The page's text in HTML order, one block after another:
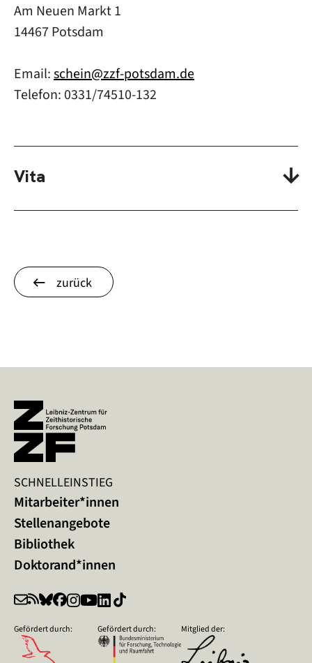
Am Neuen Markt 1
14467 Potsdam
Email:schein@zzf-potsdam.de
Telefon: 0331/74510-132
Vita
zurück
SCHNELLEINSTIEG
Mitarbeiter*innen
Stellenangebote
Bibliothek
Doktorand*innen
Gefördert durch: Gefördert durch: Mitglied der: